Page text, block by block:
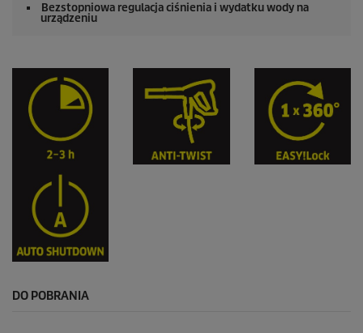
Bezstopniowa regulacja ciśnienia i wydatku wody na
urządzeniu
DO POBRANIA